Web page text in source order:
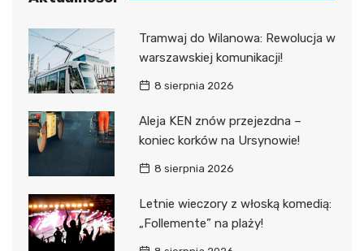
Tramwaj do Wilanowa: Rewolucja w
warszawskiej komunikacji!
8 sierpnia 2026
Aleja KEN znów przejezdna –
koniec korków na Ursynowie!
8 sierpnia 2026
Letnie wieczory z włoską komedią:
„Follemente” na plaży!